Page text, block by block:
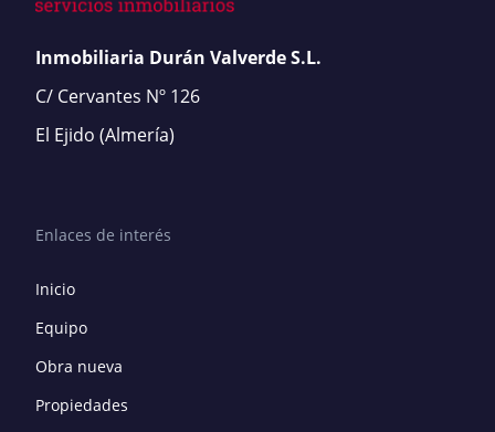
Inmobiliaria Durán Valverde S.L.
C/ Cervantes Nº 126
El Ejido (Almería)
Enlaces de interés
Inicio
Equipo
Obra nueva
Propiedades